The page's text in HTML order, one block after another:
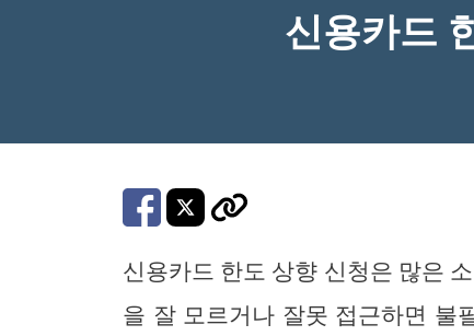
신용카드
신용카드 한도 상향 신청은 많은
을 잘 모르거나 잘못 접근하면 불